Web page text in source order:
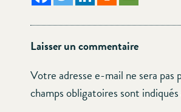
Laisser un commentaire
Votre adresse e-mail ne sera pas
champs obligatoires sont